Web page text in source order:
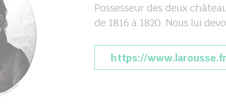
Possesseur des deux
de 1816 à 1820. Nous lui
https://